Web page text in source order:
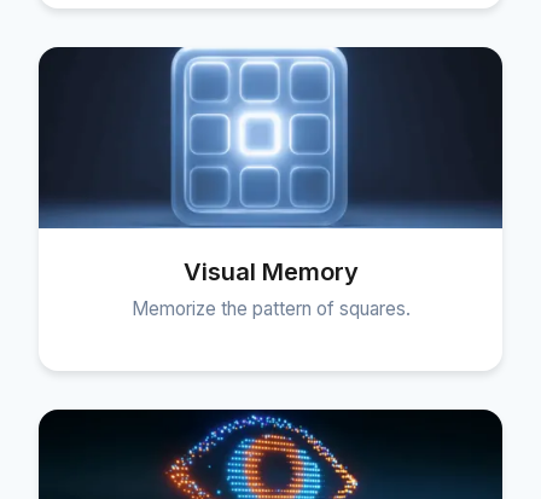
Visual Memory
Memorize the pattern of squares.